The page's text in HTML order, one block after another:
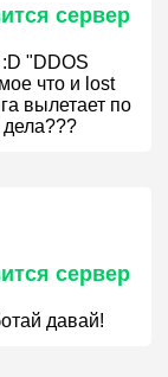
сервер
"DDOS
что и lost
вылетает по
дела???
сервер
давай!